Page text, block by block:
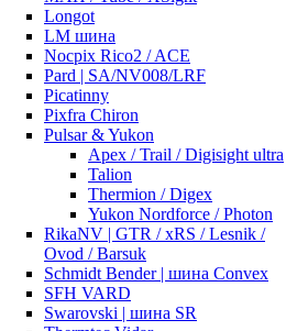
Longot
LM шина
Nocpix Rico2 / ACE
Pard | SA/NV008/LRF
Picatinny
Pixfra Chiron
Pulsar & Yukon
Apex / Trail / Digisight ultra
Talion
Thermion / Digex
Yukon Nordforce / Photon
RikaNV | GTR / xRS / Lesnik /
Ovod / Barsuk
Schmidt Bender | шина Convex
SFH VARD
Swarovski | шина SR